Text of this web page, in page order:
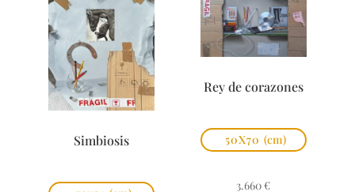
Simbiosis
Rey de corazones
50X70 (cm)
3.660 €